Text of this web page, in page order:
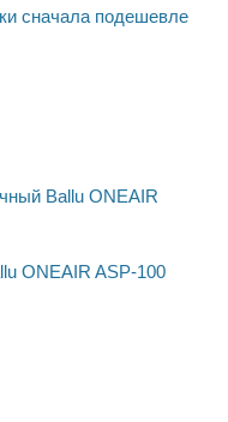
сначала подешевле
ONEAIR ASP-100